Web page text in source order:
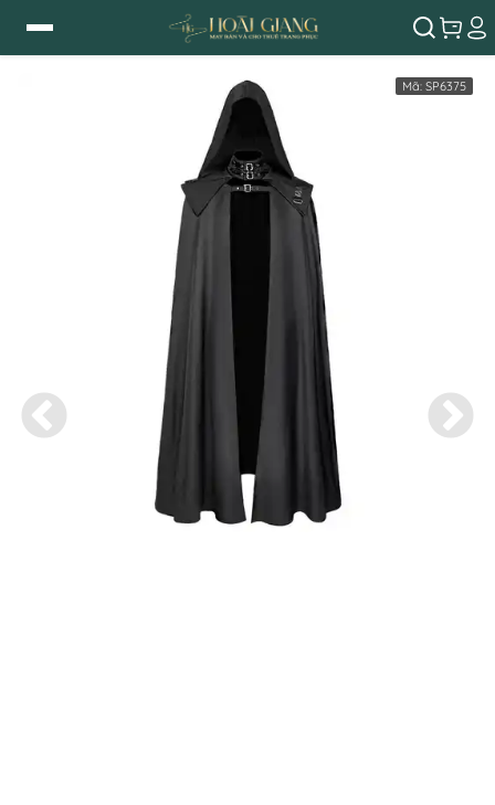
Mã: SP6375